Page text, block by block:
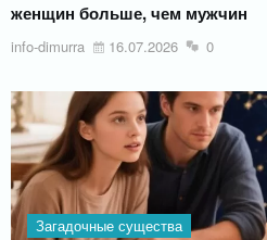
женщин больше, чем мужчин
info-dimurra 16.07.2026 0
Загадочные существа